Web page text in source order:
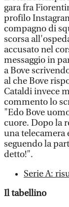
gara fra
profilo
compagno di
scorsa
accusato nel
messaggio in
a Bove
al che Bove
Cataldi invece
commento lo
"Edo Bove
cuore. Dopo la
una telecamera
seguendo la
detto!".
Serie A:
Il tabellino